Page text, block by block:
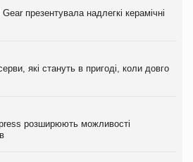
презентувала надлегкі керамічні
які стануть в пригоді, коли довго
розширюють можливості